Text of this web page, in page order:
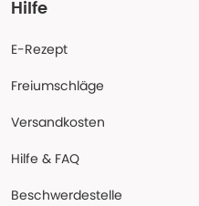
Hilfe
E-Rezept
Freiumschläge
Versandkosten
Hilfe & FAQ
Beschwerdestelle